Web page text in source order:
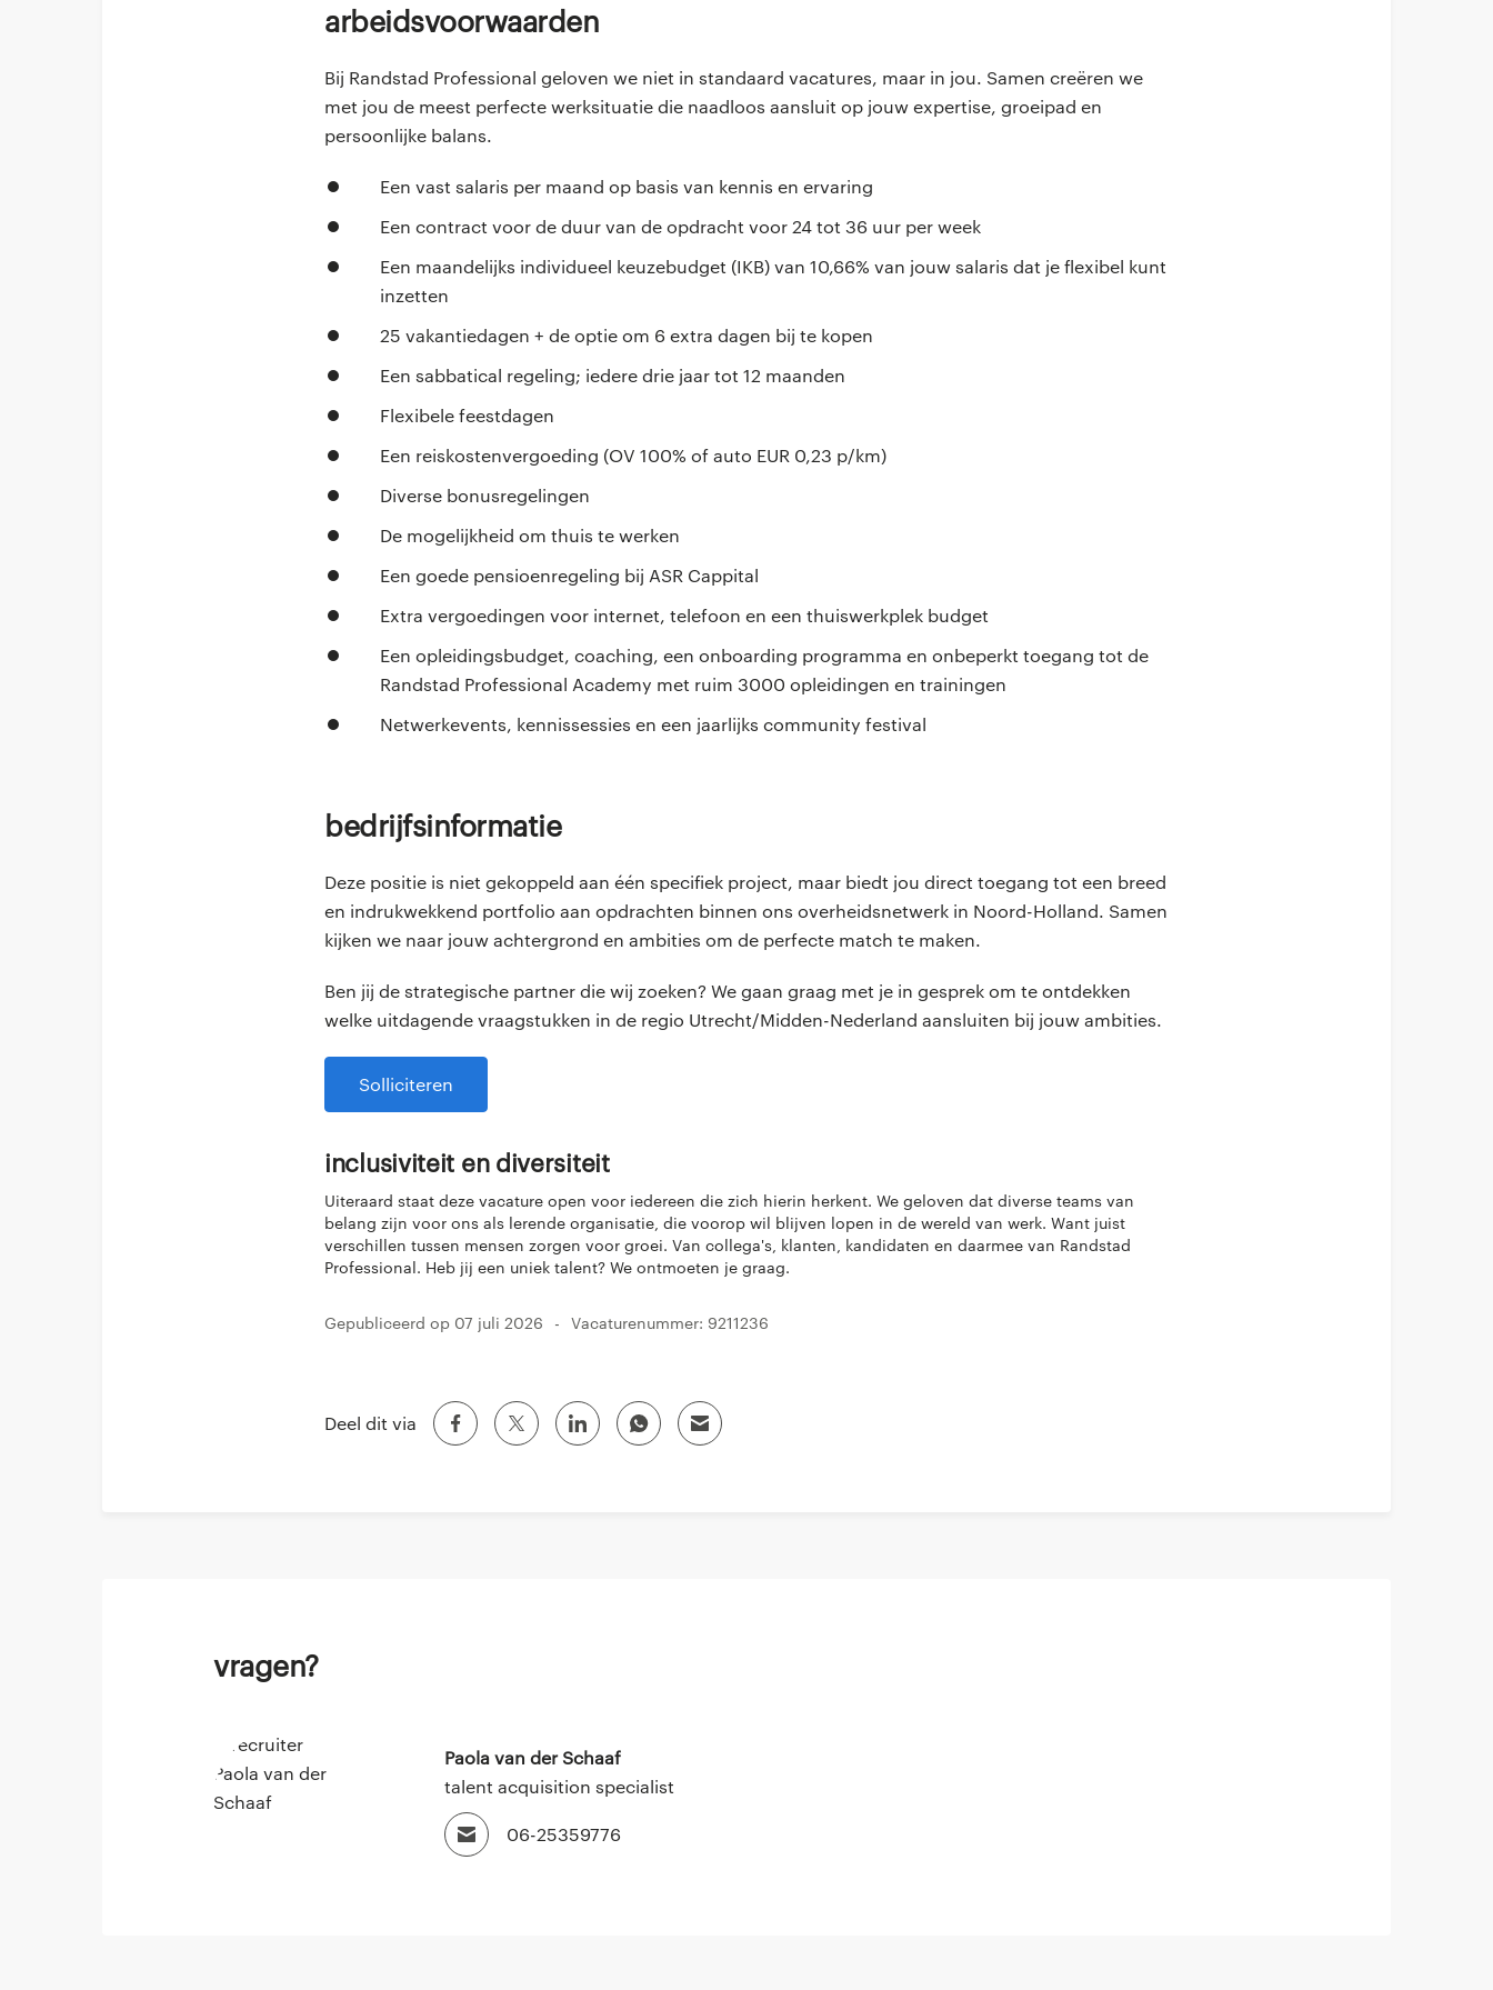
Arbeidsvoorwaarden
Bij Randstad Professional geloven we niet in standaard vacatures, maar in jou. Samen creëren we
met jou de meest perfecte werksituatie die naadloos aansluit op jouw expertise, groeipad en
persoonlijke balans.
Een vast salaris per maand op basis van kennis en ervaring
Een contract voor de duur van de opdracht voor 24 tot 36 uur per week
Een maandelijks individueel keuzebudget (IKB) van 10,66% van jouw salaris dat je flexibel kunt
inzetten
25 vakantiedagen + de optie om 6 extra dagen bij te kopen
Een sabbatical regeling; iedere drie jaar tot 12 maanden
Flexibele feestdagen
Een reiskostenvergoeding (OV 100% of auto EUR 0,23 p/km)
Diverse bonusregelingen
De mogelijkheid om thuis te werken
Een goede pensioenregeling bij ASR Cappital
Extra vergoedingen voor internet, telefoon en een thuiswerkplek budget
Een opleidingsbudget, coaching, een onboarding programma en onbeperkt toegang tot de
Randstad Professional Academy met ruim 3000 opleidingen en trainingen
Netwerkevents, kennissessies en een jaarlijks community festival
Bedrijfsinformatie
Deze positie is niet gekoppeld aan één specifiek project, maar biedt jou direct toegang tot een breed
en indrukwekkend portfolio aan opdrachten binnen ons overheidsnetwerk in Noord-Holland. Samen
kijken we naar jouw achtergrond en ambities om de perfecte match te maken.
Ben jij de strategische partner die wij zoeken? We gaan graag met je in gesprek om te ontdekken
welke uitdagende vraagstukken in de regio Utrecht/Midden-Nederland aansluiten bij jouw ambities.
Solliciteren
Inclusiviteit en diversiteit
Uiteraard staat deze vacature open voor iedereen die zich hierin herkent. We geloven dat diverse teams van
belang zijn voor ons als lerende organisatie, die voorop wil blijven lopen in de wereld van werk. Want juist
verschillen tussen mensen zorgen voor groei. Van collega's, klanten, kandidaten en daarmee van Randstad
Professional. Heb jij een uniek talent? We ontmoeten je graag.
Gepubliceerd op 07 juli 2026 Vacaturenummer: 9211236
Deel dit via
Vragen?
Paola van der Schaaf
talent acquisition specialist
06-25359776